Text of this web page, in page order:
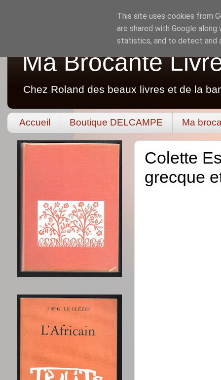
Ma Brocante
Chez Roland des beaux livres et de la
Accueil Boutique DELCAMPE Ma
Colette
grecque
This site uses cookies from
are shared with Google
statistics, and to detect and